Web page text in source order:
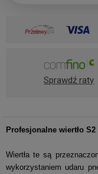
Sprawdź raty
Profesjonalne wiertło
Wiertła te są
wykorzystaniem udaru